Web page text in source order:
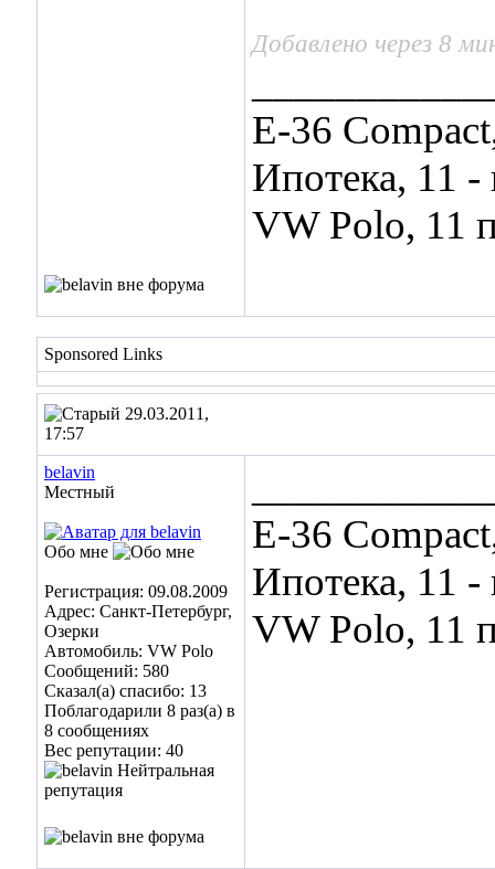
Добавлено через 8
E-36
Ипотека, 11
VW Polo, 11
Sponsored Links
29.03.2011,
17:57
belavin
Местный
Обо мне
Регистрация: 09.08.2009
Адрес: Санкт-Петербург,
Озерки
Автомобиль: VW Polo
Сообщений: 580
Сказал(а) спасибо: 13
Поблагодарили 8 раз(а) в
8 сообщениях
Вес репутации: 40
E-36
Ипотека, 11
VW Polo, 11